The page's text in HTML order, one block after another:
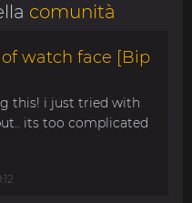
comunità
watch face [Bip
this! i just tried with
its too complicated